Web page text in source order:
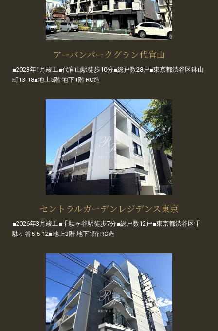
アーバンパークグラン代官山
■2023年1月竣工■代官山駅徒歩10分■総戸数28戸■東京都渋谷区鉢山
町13-18■地上5階 地下1階 RC造
セントラルガーデンレジデンス東京
■2026年3月竣工■千駄ヶ谷駅徒歩7分■総戸数12戸■東京都渋谷区千
駄ヶ谷5-5-12■地上3階 地下1階 RC造